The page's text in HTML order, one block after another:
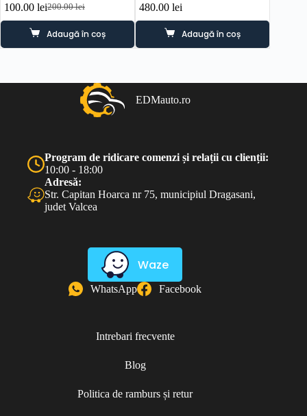
200.00lei
Prețul
inițial
a
fost:
100.00 leiPrețul
curent
este:
100.00 lei.
Adaugă în coș
480.00lei
Adaugă în coș
EDMauto.ro
Program de ridicare comenzi și relații cu clienții:
10:00 - 18:00
Adresă:
Str. Capitan Hoarca nr 75, municipiul Dragasani,
judet Valcea
Waze
WhatsApp Facebook
Intrebari frecvente
Blog
Politica de ramburs și retur